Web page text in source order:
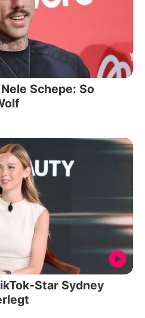
Schepe: So
Star Sydney